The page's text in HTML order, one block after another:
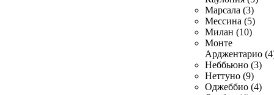
Марсала (3)
Мессина (5)
Милан (10)
Монте
Арджентарио
Неббьюно (3)
Неттуно (9)
Оджеббио (4)